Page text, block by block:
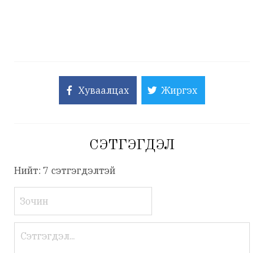
Хуваалцах Жиргэх
СЭТГЭГДЭЛ
Нийт: 7 сэтгэгдэлтэй